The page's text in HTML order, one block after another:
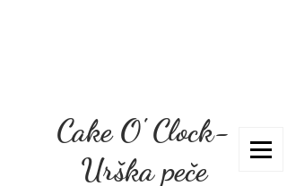
Cake O' Clock-
Urška peče